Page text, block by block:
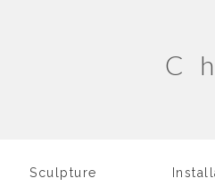
Sculpture